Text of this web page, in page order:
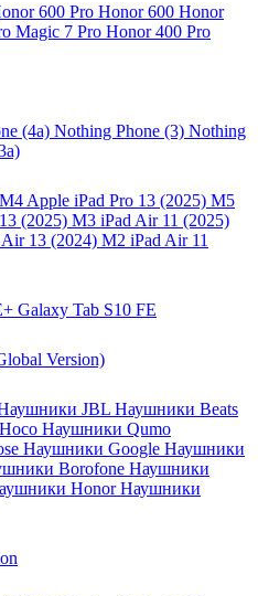
600 Pro Honor 600 Honor
Magic 7 Pro Honor 400 Pro
(4a) Nothing Phone (3) Nothing
Apple iPad Pro 13 (2025) M5
(2025) M3 iPad Air 11 (2025)
Air 13 (2024) M2 iPad Air 11
Galaxy Tab S10 FE
Version)
JBL Наушники Beats
Наушники Qumo
Наушники Google Наушники
Borofone Наушники
Honor Наушники